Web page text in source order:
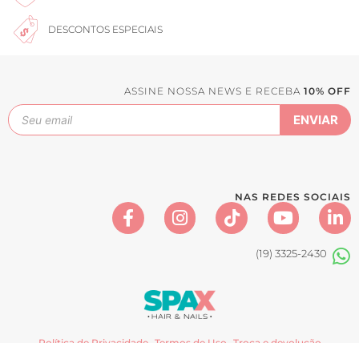
DESCONTOS ESPECIAIS
ASSINE NOSSA NEWS E RECEBA 10% OFF
NAS REDES SOCIAIS
(19) 3325-2430